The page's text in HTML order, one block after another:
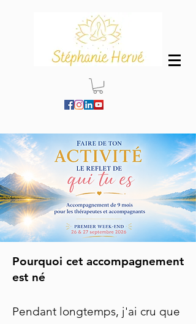
Pourquoi cet accompagnement
est né
Pendant longtemps, j'ai cru que